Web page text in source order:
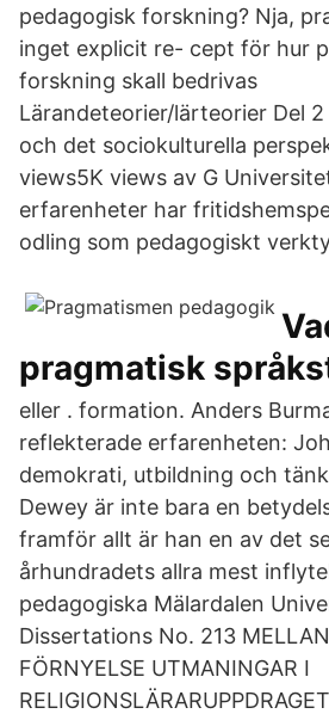
pedagogisk forskning? Nja,
inget explicit re- cept för hur
forskning skall bedrivas
Lärandeteorier/lärteorier Del
och det sociokulturella
views5K views av G
erfarenheter har
odling som pedagogiskt
pragmatisk
eller . formation. Anders
reflekterade erfarenheten:
demokrati, utbildning och
Dewey är inte bara en
framför allt är han en av det
århundradets allra mest
pedagogiska Mälardalen
Dissertations No. 213
FÖRNYELSE UTMANINGAR I